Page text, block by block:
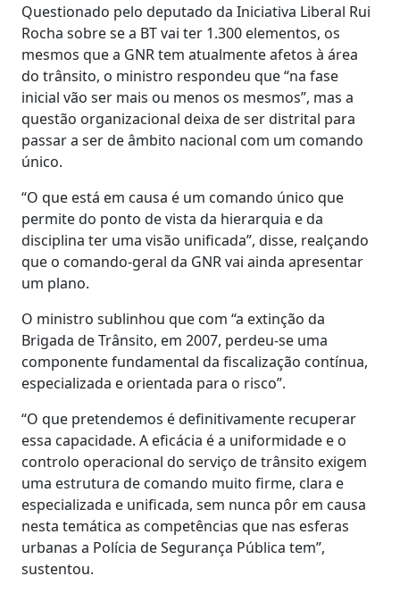
Questionado pelo deputado da Iniciativa Liberal Rui
Rocha sobre se a BT vai ter 1.300 elementos, os
mesmos que a GNR tem atualmente afetos à área
do trânsito, o ministro respondeu que “na fase
inicial vão ser mais ou menos os mesmos”, mas a
questão organizacional deixa de ser distrital para
passar a ser de âmbito nacional com um comando
único.
“O que está em causa é um comando único que
permite do ponto de vista da hierarquia e da
disciplina ter uma visão unificada”, disse, realçando
que o comando-geral da GNR vai ainda apresentar
um plano.
O ministro sublinhou que com “a extinção da
Brigada de Trânsito, em 2007, perdeu-se uma
componente fundamental da fiscalização contínua,
especializada e orientada para o risco”.
“O que pretendemos é definitivamente recuperar
essa capacidade. A eficácia é a uniformidade e o
controlo operacional do serviço de trânsito exigem
uma estrutura de comando muito firme, clara e
especializada e unificada, sem nunca pôr em causa
nesta temática as competências que nas esferas
urbanas a Polícia de Segurança Pública tem”,
sustentou.